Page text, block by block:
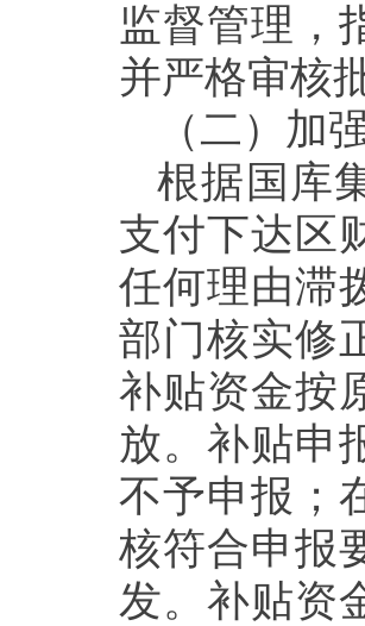
监督管理，
并严格审核
（二）加
根据国库
支付下达区
任何理由滞
部门核实修
补贴资金按
放。补贴申
不予申报；
核符合申报
发。补贴资